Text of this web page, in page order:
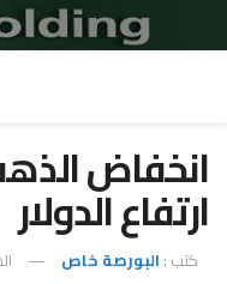
انخفاض
ارتفاع الدولار
كتب : البورصة خاص